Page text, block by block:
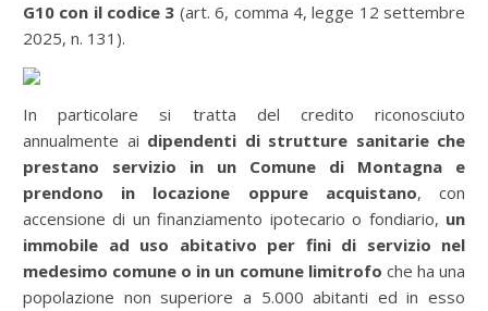
G10 con il codice 3 (art. 6, comma 4, legge 12 settembre
2025, n. 131).
In particolare si tratta del credito riconosciuto
annualmente ai dipendenti di strutture sanitarie che
prestano servizio in un Comune di Montagna e
prendono in locazione oppure acquistano, con
accensione di un finanziamento ipotecario o fondiario, un
immobile ad uso abitativo per fini di servizio nel
medesimo comune o in un comune limitrofo che ha una
popolazione non superiore a 5.000 abitanti ed in esso